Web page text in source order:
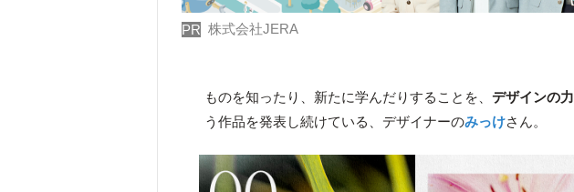
PR 株式会社JERA
ものを知ったり、新たに学んだりすることを、デザインの力
う作品を発表し続けている、デザイナーのみっけさん。